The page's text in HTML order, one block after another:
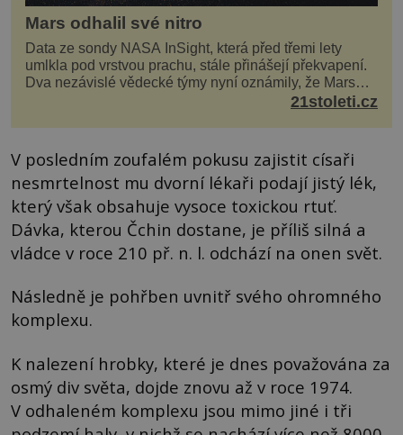
Mars odhalil své nitro
Data ze sondy NASA InSight, která před třemi lety
umlkla pod vrstvou prachu, stále přinášejí překvapení.
Dva nezávislé vědecké týmy nyní oznámily, že Mars
má nejen plášť plný trosek z dávných impaktů,...21stoleti.cz
V posledním zoufalém pokusu zajistit císaři
nesmrtelnost mu dvorní lékaři podají jistý lék,
který však obsahuje vysoce toxickou rtuť.
Dávka, kterou Čchin dostane, je příliš silná a
vládce v roce 210 př. n. l. odchází na onen svět.
Následně je pohřben uvnitř svého ohromného
komplexu.
K nalezení hrobky, které je dnes považována za
osmý div světa, dojde znovu až v roce 1974.
V odhaleném komplexu jsou mimo jiné i tři